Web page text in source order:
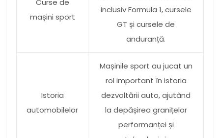
Curse de
mașini sport
inclusiv Formula 1, cursele
GT și cursele de
anduranță.
Istoria
automobilelor
Mașinile sport au jucat un
rol important în istoria
dezvoltării auto, ajutând
la depășirea granițelor
performanței și